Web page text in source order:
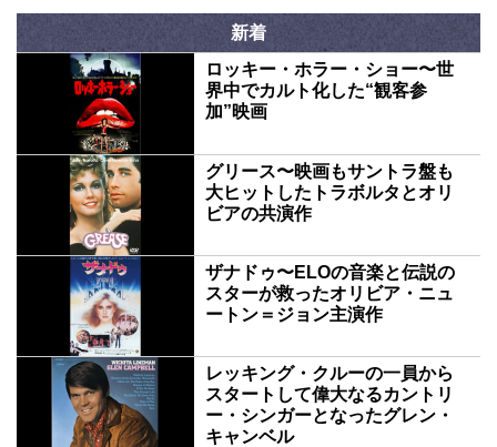
新着
ロッキー・ホラー・ショー〜世
界中でカルト化した“観客参
加”映画
グリース〜映画もサントラ盤も
大ヒットしたトラボルタとオリ
ビアの共演作
ザナドゥ〜ELOの音楽と伝説の
スターが救ったオリビア・ニュ
ートン＝ジョン主演作
レッキング・クルーの一員から
スタートして偉大なるカントリ
ー・シンガーとなったグレン・
キャンベル